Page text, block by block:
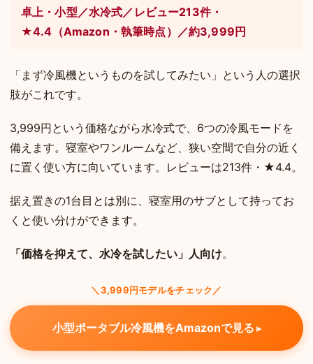
卓上・小型／水冷式／レビュー213件・
★4.4（Amazon・執筆時点）／約3,999円
「まず冷風機というものを試してみたい」という人の選択
肢がこれです。
3,999円という価格ながら水冷式で、6つの冷風モードを
備えます。寝室やワンルームなど、狭い空間で自分の近く
に置く使い方に向いています。レビューは213件・★4.4。
据え置きの1台目とは別に、寝室用のサブとして持ってお
くと使い分けができます。
「価格を抑えて、水冷を試したい」人向け。
＼3,999円モデルをチェック／
小型ポータブル冷風機をAmazonで見る